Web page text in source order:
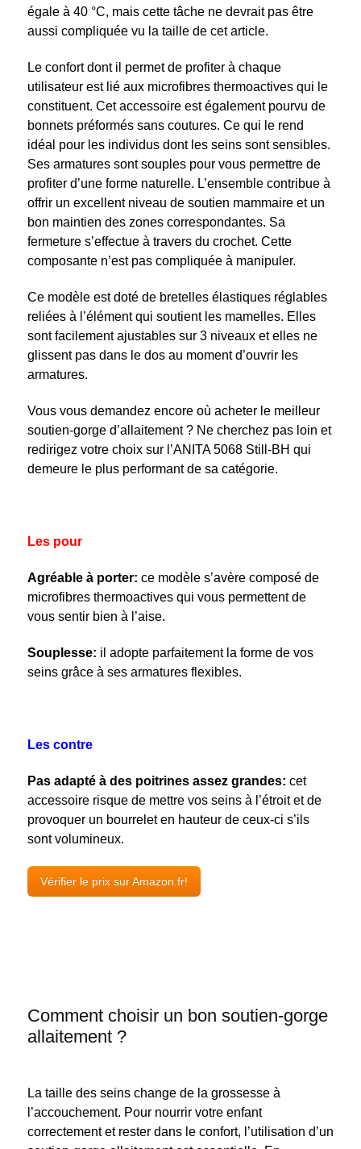
égale à 40 °C, mais cette tâche ne devrait pas être
aussi compliquée vu la taille de cet article.
Le confort dont il permet de profiter à chaque
utilisateur est lié aux microfibres thermoactives qui le
constituent. Cet accessoire est également pourvu de
bonnets préformés sans coutures. Ce qui le rend
idéal pour les individus dont les seins sont sensibles.
Ses armatures sont souples pour vous permettre de
profiter d’une forme naturelle. L’ensemble contribue à
offrir un excellent niveau de soutien mammaire et un
bon maintien des zones correspondantes. Sa
fermeture s’effectue à travers du crochet. Cette
composante n’est pas compliquée à manipuler.
Ce modèle est doté de bretelles élastiques réglables
reliées à l’élément qui soutient les mamelles. Elles
sont facilement ajustables sur 3 niveaux et elles ne
glissent pas dans le dos au moment d’ouvrir les
armatures.
Vous vous demandez encore où acheter le meilleur
soutien-gorge d’allaitement ? Ne cherchez pas loin et
redirigez votre choix sur l’ANITA 5068 Still-BH qui
demeure le plus performant de sa catégorie.
Les pour
Agréable à porter: ce modèle s’avère composé de
microfibres thermoactives qui vous permettent de
vous sentir bien à l’aise.
Souplesse: il adopte parfaitement la forme de vos
seins grâce à ses armatures flexibles.
Les contre
Pas adapté à des poitrines assez grandes: cet
accessoire risque de mettre vos seins à l’étroit et de
provoquer un bourrelet en hauteur de ceux-ci s’ils
sont volumineux.
Vérifier le prix sur Amazon.fr!
Comment choisir un bon soutien-gorge
allaitement ?
La taille des seins change de la grossesse à
l’accouchement. Pour nourrir votre enfant
correctement et rester dans le confort, l’utilisation d’un